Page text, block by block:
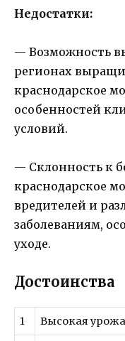
Недостатки:
— Возможность
регионах
краснодарское
особенностей
условий.
— Склонность к
краснодарское
вредителей и
заболеваниям,
уходе.
Достоинства
1 Высокая